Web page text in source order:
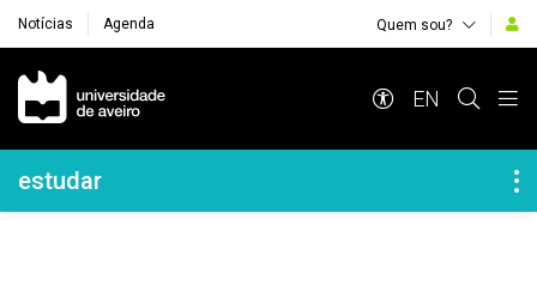
Notícias Agenda Quem sou?
Navegação Principal
EN
Navegação Lateral
estudar